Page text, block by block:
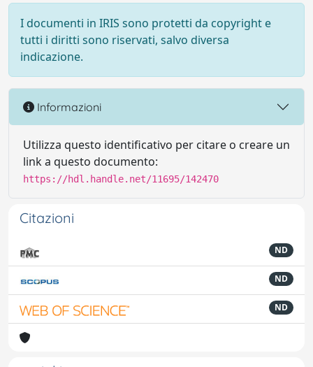
I documenti in IRIS sono protetti da copyright e
tutti i diritti sono riservati, salvo diversa
indicazione.
Informazioni
Utilizza questo identificativo per citare o creare un
link a questo documento:
https://hdl.handle.net/11695/142470
Citazioni
ND
ND
ND